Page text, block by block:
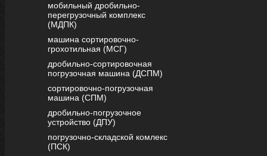
мобильный дробильно-
перегрузочный комплекс
(МДПК)
машина сортировочно-
грохотильная (МСГ)
дробильно-сортировочная
погрузочная машина (ДСПМ)
сортировочно-погрузочная
машина (СПМ)
дробильно-погрузочное
устройство (ДПУ)
погрузочно-складской комлекс
(ПСК)